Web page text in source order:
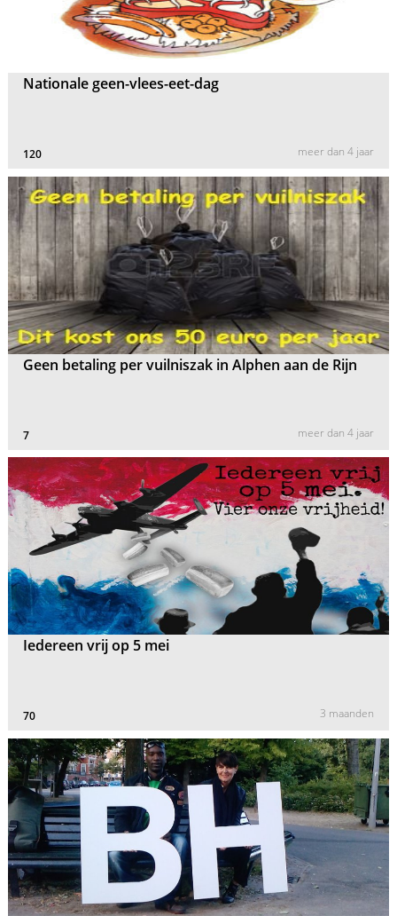
Nationale geen-vlees-eet-dag
120 meer dan 4 jaar
Geen betaling per vuilniszak in Alphen aan de Rijn
7 meer dan 4 jaar
Iedereen vrij op 5 mei
70 3 maanden